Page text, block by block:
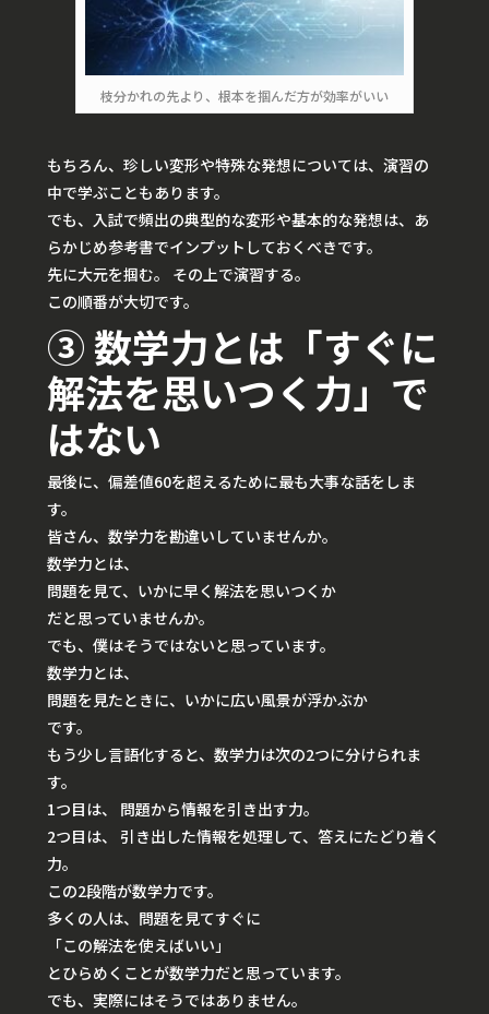
枝分かれの先より、根本を掴んだ方が効率がいい
もちろん、珍しい変形や特殊な発想については、演習の
中で学ぶこともあります。
でも、入試で頻出の典型的な変形や基本的な発想は、あ
らかじめ参考書でインプットしておくべきです。
先に大元を掴む。 その上で演習する。
この順番が大切です。
③ 数学力とは「すぐに
解法を思いつく力」で
はない
最後に、偏差値60を超えるために最も大事な話をしま
す。
皆さん、数学力を勘違いしていませんか。
数学力とは、
問題を見て、いかに早く解法を思いつくか
だと思っていませんか。
でも、僕はそうではないと思っています。
数学力とは、
問題を見たときに、いかに広い風景が浮かぶか
です。
もう少し言語化すると、数学力は次の2つに分けられま
す。
1つ目は、 問題から情報を引き出す力。
2つ目は、 引き出した情報を処理して、答えにたどり着く
力。
この2段階が数学力です。
多くの人は、問題を見てすぐに
「この解法を使えばいい」
とひらめくことが数学力だと思っています。
でも、実際にはそうではありません。